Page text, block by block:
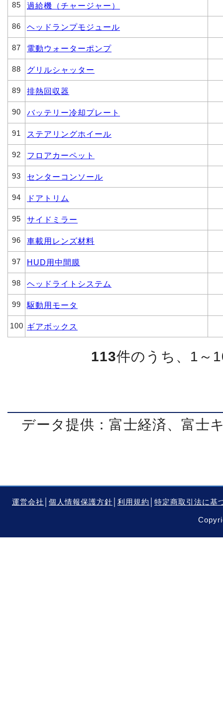
85 過給機（チャージャー）
86 ヘッドランプモジュール
87 電動ウォーターポンプ
88 グリルシャッター
89 排熱回収器
90 バッテリー冷却プレート
91 ステアリングホイール
92 フロアカーペット
93 センターコンソール
94 ドアトリム
95 サイドミラー
96 車載用レンズ材料
97 HUD用中間膜
98 ヘッドライトシステム
99 駆動用モータ
100 ギアボックス
113件のうち、1～
データ提供：富士経済、富士
運営会社 個人情報保護方針 利用規約 特定商取引法に基